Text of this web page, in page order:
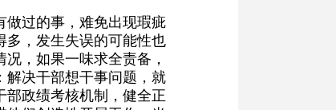
过的事，难免出现瑕疵
，发生失误的可能性也
，如果一味求全责备，
决干部想干事问题，就
政绩考核机制，健全正